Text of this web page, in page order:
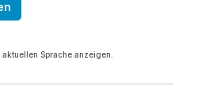
Sprache anzeigen.